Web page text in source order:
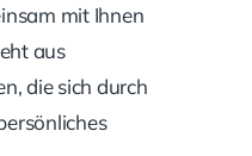
mit Ihnen
aus
die sich durch